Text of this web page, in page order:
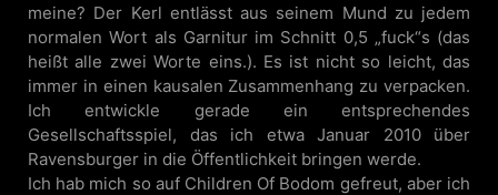
meine? Der Kerl entlässt aus seinem Mund zu jedem
normalen Wort als Garnitur im Schnitt 0,5 „fuck“s (das
heißt alle zwei Worte eins.). Es ist nicht so leicht, das
immer in einen kausalen Zusammenhang zu verpacken.
Ich entwickle gerade ein entsprechendes
Gesellschaftsspiel, das ich etwa Januar 2010 über
Ravensburger in die Öffentlichkeit bringen werde.
Ich hab mich so auf Children Of Bodom gefreut, aber ich